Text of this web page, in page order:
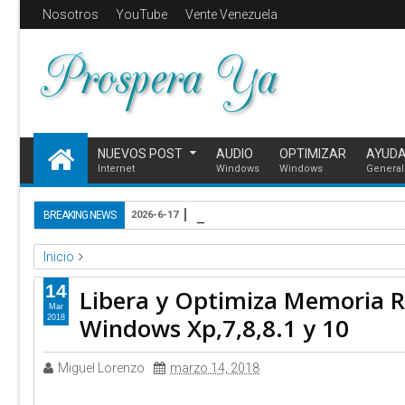
Nosotros YouTube Vente Venezuela
NUEVOS POST
Internet
AUDIO
Windows
OPTIMIZAR
Windows
AYUDA
General
BREAKING NEWS 2026-6-17
Inicio
acelerar
acelerar internet aumentar ram desfragmentar
ram
wise memory Libera y Optimiza Memoria Ram de tu
Libera y Optimiza Memoria
Windows Xp,7,8,8.1 y 10
Miguel Lorenzo marzo 14, 2018
14
Mar
2018